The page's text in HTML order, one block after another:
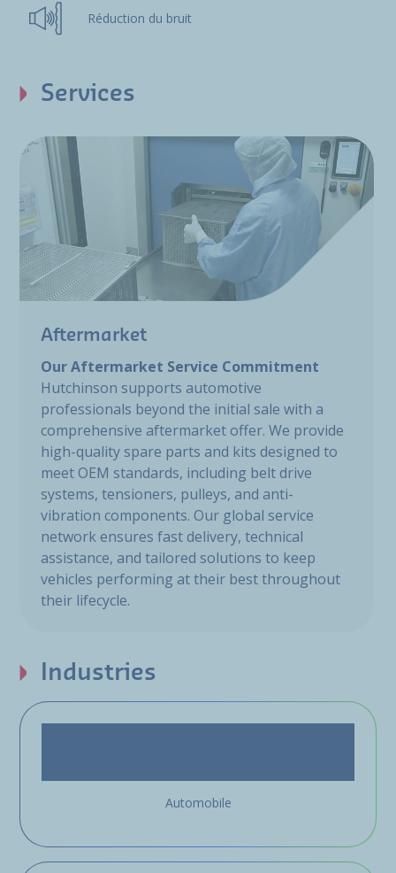
Réduction du bruit
Services
Aftermarket
Our Aftermarket Service Commitment
Hutchinson supports automotive
professionals beyond the initial sale with a
comprehensive aftermarket offer. We provide
high-quality spare parts and kits designed to
meet OEM standards, including belt drive
systems, tensioners, pulleys, and anti-
vibration components. Our global service
network ensures fast delivery, technical
assistance, and tailored solutions to keep
vehicles performing at their best throughout
their lifecycle.
Industries
Automobile